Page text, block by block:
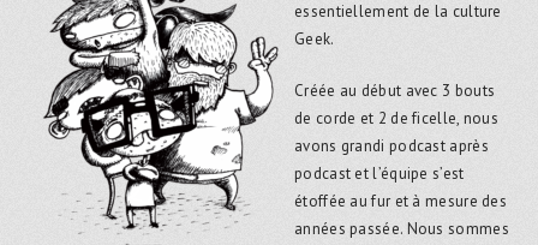
essentiellement de la culture
Geek.
Créée au début avec 3 bouts
de corde et 2 de ficelle, nous
avons grandi podcast après
podcast et l’équipe s’est
étoffée au fur et à mesure des
années passée. Nous sommes